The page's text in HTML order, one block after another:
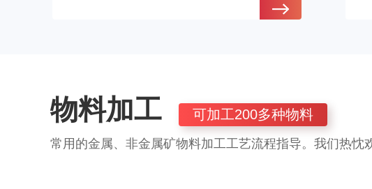
物料加工 可加工200多种物料
常用的金属、非金属矿物料加工工艺流程指导。我们热忱